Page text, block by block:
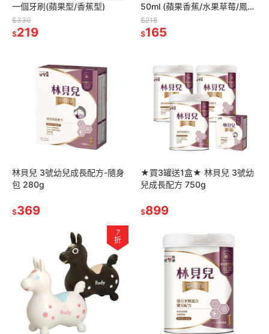
一個牙刷(蘋果型/香蕉型)
$330
$219
50ml (蘋果香蕉/水果草莓/鳳梨
水果/薄荷)
$218
$165
林貝兒 3號幼兒成長配方-隨身
包 280g
$369
★買3罐送1盒★ 林貝兒 3號幼
兒成長配方 750g
$899
7
折